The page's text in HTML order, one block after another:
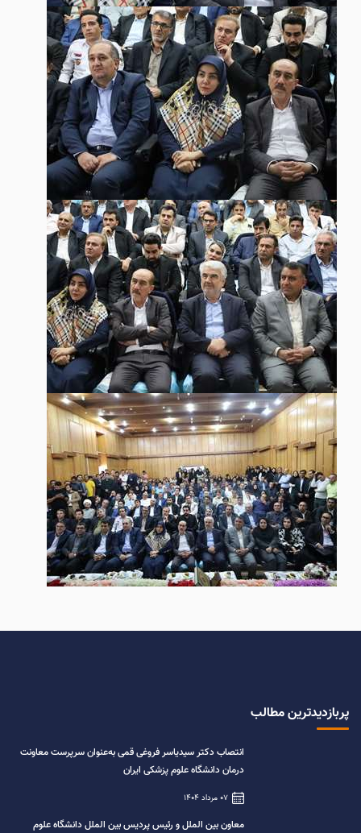
پربازدیدترین مطالب
انتصاب دکتر سیدیاسر فروغی قمی به‌عنوان سرپرست معاونت
درمان دانشگاه علوم پزشکی ایران
07 مرداد 1404
معاون بین الملل و رئیس پردیس بین الملل دانشگاه علوم